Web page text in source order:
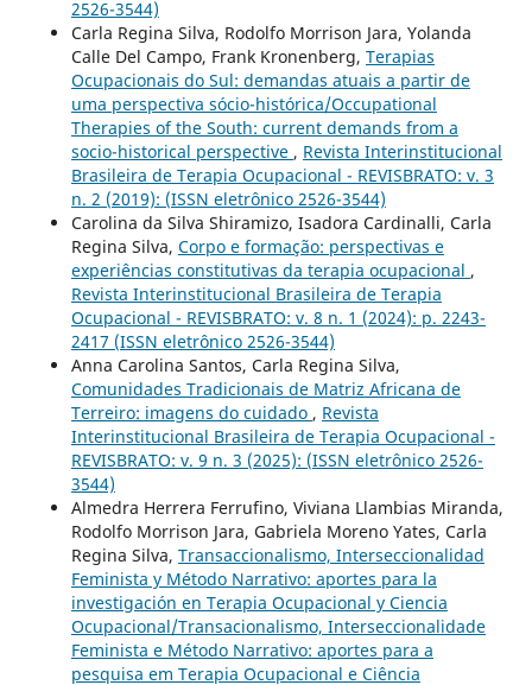
2526-3544)
Carla Regina Silva, Rodolfo Morrison Jara, Yolanda
Calle Del Campo, Frank Kronenberg, Terapias
Ocupacionais do Sul: demandas atuais a partir de
uma perspectiva sócio-histórica/Occupational
Therapies of the South: current demands from a
socio-historical perspective , Revista Interinstitucional
Brasileira de Terapia Ocupacional - REVISBRATO: v. 3
n. 2 (2019): (ISSN eletrônico 2526-3544)
Carolina da Silva Shiramizo, Isadora Cardinalli, Carla
Regina Silva, Corpo e formação: perspectivas e
experiências constitutivas da terapia ocupacional ,
Revista Interinstitucional Brasileira de Terapia
Ocupacional - REVISBRATO: v. 8 n. 1 (2024): p. 2243-
2417 (ISSN eletrônico 2526-3544)
Anna Carolina Santos, Carla Regina Silva,
Comunidades Tradicionais de Matriz Africana de
Terreiro: imagens do cuidado , Revista
Interinstitucional Brasileira de Terapia Ocupacional -
REVISBRATO: v. 9 n. 3 (2025): (ISSN eletrônico 2526-
3544)
Almedra Herrera Ferrufino, Viviana Llambias Miranda,
Rodolfo Morrison Jara, Gabriela Moreno Yates, Carla
Regina Silva, Transaccionalismo, Interseccionalidad
Feminista y Método Narrativo: aportes para la
investigación en Terapia Ocupacional y Ciencia
Ocupacional/Transacionalismo, Interseccionalidade
Feminista e Método Narrativo: aportes para a
pesquisa em Terapia Ocupacional e Ciência